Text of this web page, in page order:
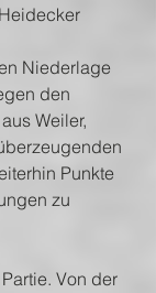
Niederlage
den
Weiler,
Punkte
zu
Von der